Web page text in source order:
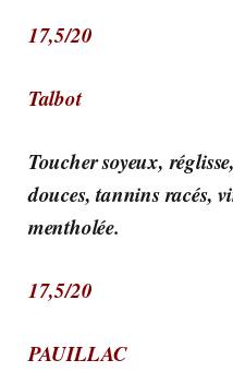
17,5/20
Talbot
Toucher soyeux,
douces, tannins racés,
mentholée.
17,5/20
PAUILLAC